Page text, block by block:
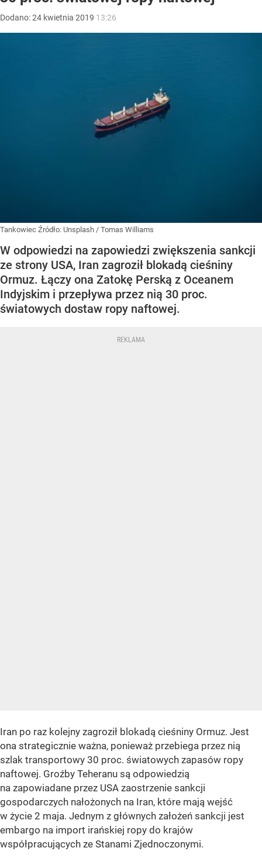
Dodano:24 kwietnia 2019 13:26
Tankowiec Źródło: Unsplash / Tomas Williams
W odpowiedzi na zapowiedzi zwiększenia sankcji
ze strony USA, Iran zagroził blokadą cieśniny
Ormuz. Łączy ona Zatokę Perską z Oceanem
Indyjskim i przepływa przez nią 30 proc.
światowych dostaw ropy naftowej.
Iran po raz kolejny zagroził blokadą cieśniny Ormuz. Jest
ona strategicznie ważna, ponieważ przebiega przez nią
szlak transportowy 30 proc. światowych zapasów ropy
naftowej. Groźby Teheranu są odpowiedzią
na zapowiadane przez USA zaostrzenie sankcji
gospodarczych nałożonych na Iran, które mają wejść
w życie 2 maja. Jednym z głównych założeń sankcji jest
embargo na import irańskiej ropy do krajów
współpracujących ze Stanami Zjednoczonymi.